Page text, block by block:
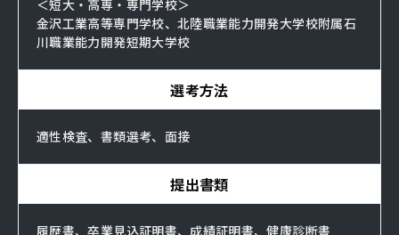
＜短大・高専・専門学校＞
金沢工業高等専門学校、北陸職業能力開発大学校附属石
川職業能力開発短期大学校
選考方法
適性検査、書類選考、面接
提出書類
履歴書、卒業見込証明書、成績証明書、健康診断書